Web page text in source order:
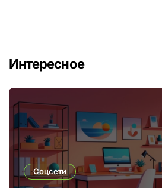
Интересное
Соцсети